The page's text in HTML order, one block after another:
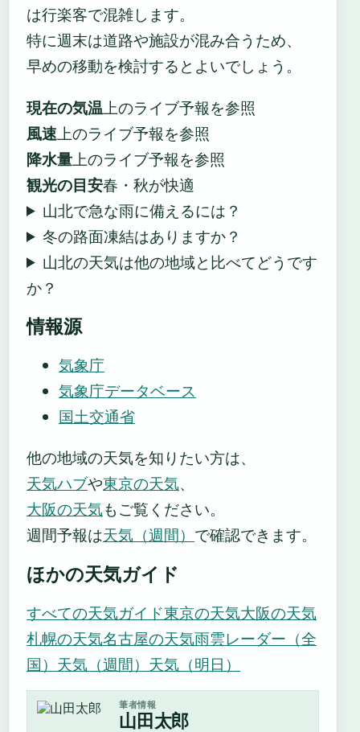
は行楽客で混雑します。
特に週末は道路や施設が混み合うため、
早めの移動を検討するとよいでしょう。
現在の気温上のライブ予報を参照
風速上のライブ予報を参照
降水量上のライブ予報を参照
観光の目安春・秋が快適
山北で急な雨に備えるには？
冬の路面凍結はありますか？
山北の天気は他の地域と比べてどうです
か？
情報源
気象庁
気象庁データベース
国土交通省
他の地域の天気を知りたい方は、
天気ハブや東京の天気、
大阪の天気もご覧ください。
週間予報は天気（週間） で確認できます。
ほかの天気ガイド
すべての天気ガイド東京の天気大阪の天気
札幌の天気名古屋の天気雨雲レーダー（全
国） 天気（週間） 天気（明日）
筆者情報
山田太郎